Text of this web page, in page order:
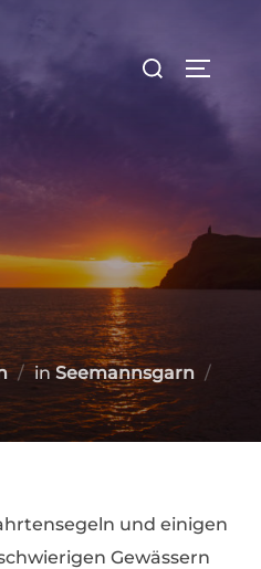
Suchen
nach:
inSeemannsgarn
und einigen
Gewässern